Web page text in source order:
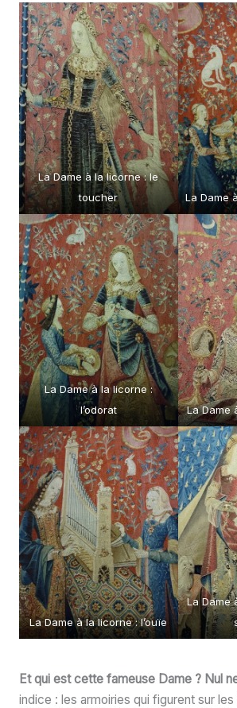
La Dame à la licorne : le
toucher
La Dame
La Dame à la licorne :
l’odorat
La Dame
La Dame à la licorne : l’ouïe
La Dame
Et qui est cette fameuse Dame ? Nul
indice : les armoiries qui figurent sur